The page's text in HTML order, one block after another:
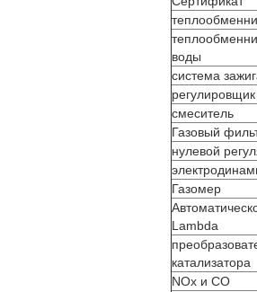
воды
система
регулировщик
смеситель
Газовый
нулевой
Газомер
Lambda
катализатора
NOx и CO